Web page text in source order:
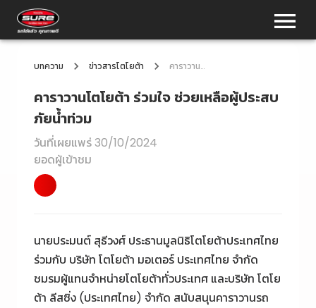
บทความ ข่าวสารโตโยต้า คาราวานโตโยต้า ร่วมใจ ช่วยเหลือผู้ประสบภัยน้ำท่วม
คาราวานโตโยต้า ร่วมใจ ช่วยเหลือผู้ประสบ
ภัยน้ำท่วม
วันที่เผยแพร่30/10/2024
ยอดผู้เข้าชม
นายประมนต์ สุธีวงศ์ ประธานมูลนิธิโตโยต้าประเทศไทย
ร่วมกับ บริษัท โตโยต้า มอเตอร์ ประเทศไทย จำกัด
ชมรมผู้แทนจำหน่ายโตโยต้าทั่วประเทศ และบริษัท โตโย
ต้า ลีสซิ่ง (ประเทศไทย) จำกัด สนับสนุนคาราวานรถ